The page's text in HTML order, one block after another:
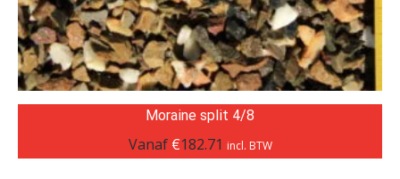
Moraine split 4/8
Vanaf €182.71 incl. BTW